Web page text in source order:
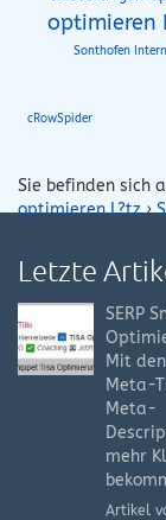
optimieren
Sonthofen
cRowSpider
Sie befinden sich
optimieren L?tz›
Letzte
SERP
Mit
Meta-
Meta-
mehr
Artikel